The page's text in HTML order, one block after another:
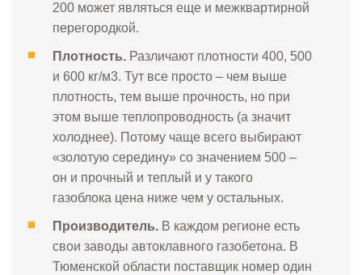
200 может являться еще и межквартирной
перегородкой.
Плотность. Различают плотности 400, 500
и 600 кг/м3. Тут все просто – чем выше
плотность, тем выше прочность, но при
этом выше теплопроводность (а значит
холоднее). Потому чаще всего выбирают
«золотую середину» со значением 500 –
он и прочный и теплый и у такого
газоблока цена ниже чем у остальных.
Производитель. В каждом регионе есть
свои заводы автоклавного газобетона. В
Тюменской области поставщик номер один